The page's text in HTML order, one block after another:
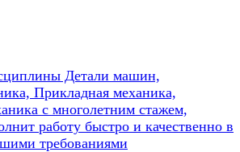
Детали машин,
Прикладная механика,
с многолетним стажем,
работу быстро и качественно в
требованиями